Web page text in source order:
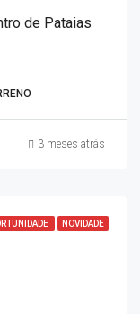
de Pataias
3 meses atrás
NOVIDADE